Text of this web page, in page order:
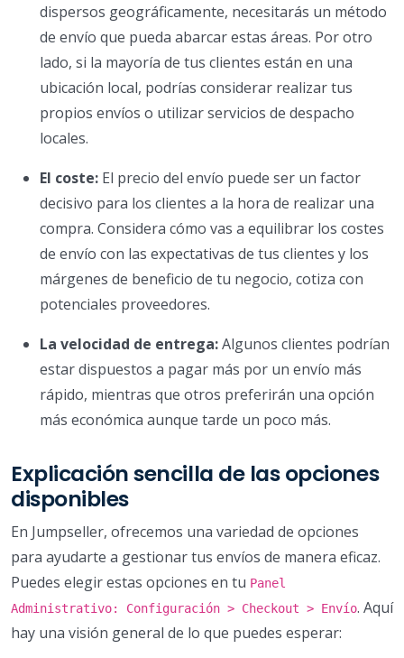
dispersos geográficamente, necesitarás un método
de envío que pueda abarcar estas áreas. Por otro
lado, si la mayoría de tus clientes están en una
ubicación local, podrías considerar realizar tus
propios envíos o utilizar servicios de despacho
locales.
El coste: El precio del envío puede ser un factor
decisivo para los clientes a la hora de realizar una
compra. Considera cómo vas a equilibrar los costes
de envío con las expectativas de tus clientes y los
márgenes de beneficio de tu negocio, cotiza con
potenciales proveedores.
La velocidad de entrega:Algunos clientes podrían
estar dispuestos a pagar más por un envío más
rápido, mientras que otros preferirán una opción
más económica aunque tarde un poco más.
Explicación sencilla de las opciones
disponibles
En Jumpseller, ofrecemos una variedad de opciones
para ayudarte a gestionar tus envíos de manera eficaz.
Puedes elegir estas opciones en tu Panel
Administrativo: Configuración > Checkout > Envío. Aquí
hay una visión general de lo que puedes esperar: